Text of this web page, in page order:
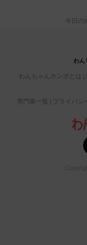
今日の
わん
わんちゃんホンポとは
専門家一覧
プライバシ